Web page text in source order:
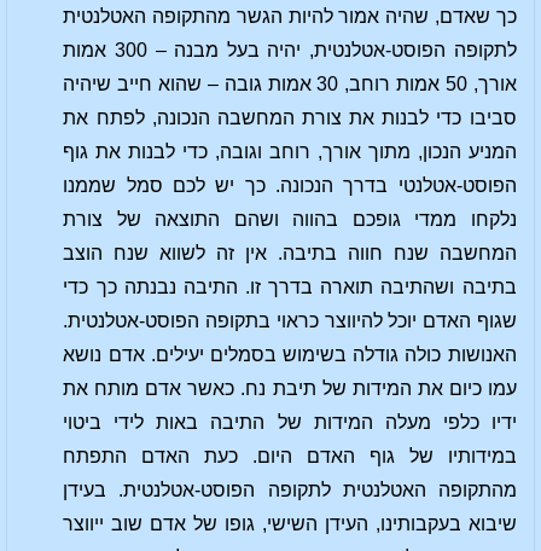
כך שאדם, שהיה אמור להיות הגשר מהתקופה האטלנטית
לתקופה הפוסט-אטלנטית, יהיה בעל מבנה – 300 אמות
אורך, 50 אמות רוחב, 30 אמות גובה – שהוא חייב שיהיה
סביבו כדי לבנות את צורת המחשבה הנכונה, לפתח את
המניע הנכון, מתוך אורך, רוחב וגובה, כדי לבנות את גוף
הפוסט-אטלנטי בדרך הנכונה. כך יש לכם סמל שממנו
נלקחו ממדי גופכם בהווה ושהם התוצאה של צורת
המחשבה שנח חווה בתיבה. אין זה לשווא שנח הוצב
בתיבה ושהתיבה תוארה בדרך זו. התיבה נבנתה כך כדי
שגוף האדם יוכל להיווצר כראוי בתקופה הפוסט-אטלנטית.
האנושות כולה גודלה בשימוש בסמלים יעילים. אדם נושא
עמו כיום את המידות של תיבת נח. כאשר אדם מותח את
ידיו כלפי מעלה המידות של התיבה באות לידי ביטוי
במידותיו של גוף האדם היום. כעת האדם התפתח
מהתקופה האטלנטית לתקופה הפוסט-אטלנטית. בעידן
שיבוא בעקבותינו, העידן השישי, גופו של אדם שוב ייווצר